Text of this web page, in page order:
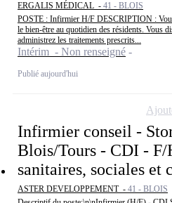
ERGALIS MÉDICAL - 41 - BLOIS
POSTE : Infirmier H/F DESCRIPTION :
le bien-être au quotidien des résidents. Vous
administrez les traitements prescrits...
Intérim - Non renseigné
Publié aujourd'hui
Infirmier conseil -
Blois/Tours - CDI -
sanitaires, sociales et
ASTER DEVELOPPEMENT - 41 - BLOIS